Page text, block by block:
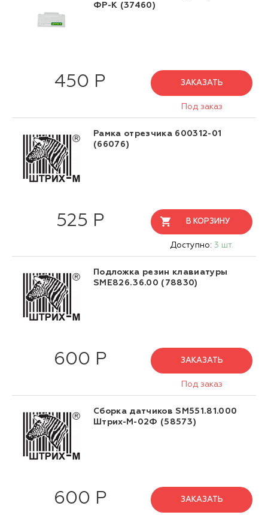
ФР-К (37460)
450 Р ЗАКАЗАТЬ
Под заказ
Рамка отрезчика 600312-01
(66076)
525 Р В КОРЗИНУ
Доступно: 3 шт.
Подложка резин клавиатуры
SME826.36.00 (78830)
600 Р ЗАКАЗАТЬ
Под заказ
Сборка датчиков SM551.81.000
Штрих-М-02Ф (58573)
600 Р ЗАКАЗАТЬ